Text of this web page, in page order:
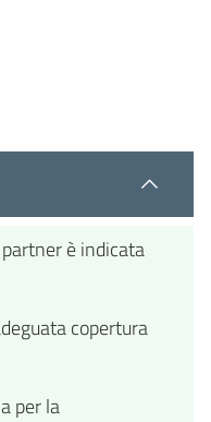
è indicata
copertura
per la